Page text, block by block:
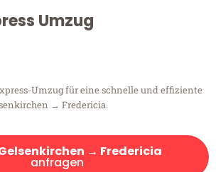
Umzug
Umzug für eine schnelle und effiziente
→ Fredericia.
→ Fredericia
anfragen